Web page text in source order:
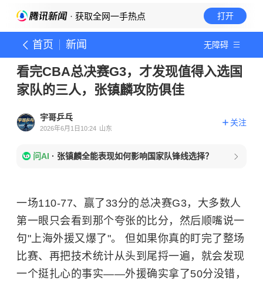
· 获取全网一手热点 打开
首页 新闻 无障碍
看完CBA总决赛G3，才发现值得入选国
家队的三人，张镇麟攻防俱佳
宇哥乒乓
2026年6月1日10:24 山东
关注
问AI · 张镇麟全能表现如何影响国家队锋线选择？
一场110-77、赢了33分的总决赛G3，大多数人
第一眼只会看到那个夸张的比分，然后顺嘴说一
句"上海外援又爆了"。 但如果你真的盯完了整场
比赛、再把技术统计从头到尾捋一遍，就会发现
一个挺扎心的事实——外援确实拿了50分没错，